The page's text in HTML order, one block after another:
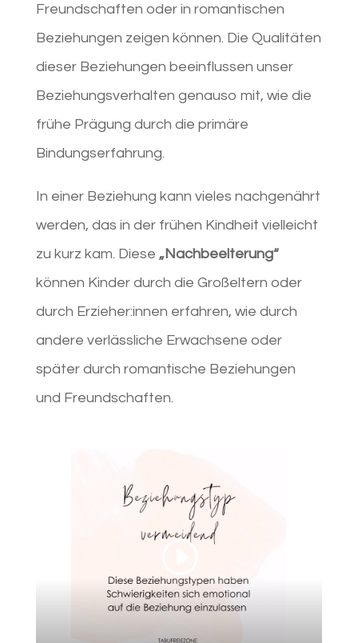
Freundschaften oder in romantischen
Beziehungen zeigen können. Die Qualitäten
dieser Beziehungen beeinflussen unser
Beziehungsverhalten genauso mit, wie die
frühe Prägung durch die primäre
Bindungserfahrung.
In einer Beziehung kann vieles nachgenährt
werden, das in der frühen Kindheit vielleicht
zu kurz kam. Diese „Nachbeelterung“
können Kinder durch die Großeltern oder
durch Erzieher:innen erfahren, wie durch
andere verlässliche Erwachsene oder
später durch romantische Beziehungen
und Freundschaften.